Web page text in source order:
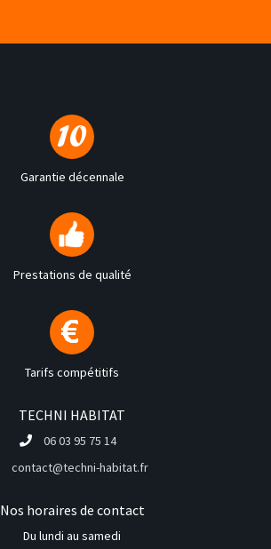
Garantie décennale
Prestations de qualité
Tarifs compétitifs
TECHNI HABITAT
06 03 95 75 14
contact@techni-habitat.fr
Nos horaires de contact
Du lundi au samedi